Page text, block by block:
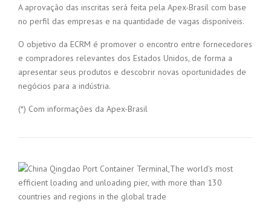
A aprovação das inscritas será feita pela Apex-Brasil com base
no perfil das empresas e na quantidade de vagas disponíveis.
O objetivo da ECRM é promover o encontro entre fornecedores
e compradores relevantes dos Estados Unidos, de forma a
apresentar seus produtos e descobrir novas oportunidades de
negócios para a indústria.
(*) Com informações da Apex-Brasil